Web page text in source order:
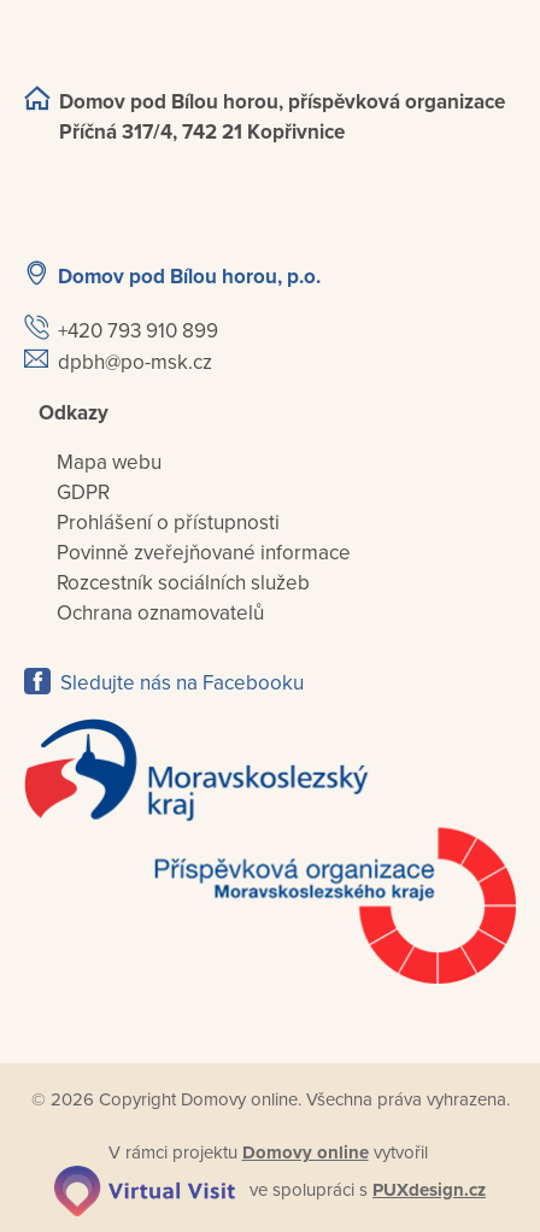
Domov pod Bílou horou, příspěvková organizace
Příčná 317/4, 742 21 Kopřivnice
Domov pod Bílou horou, p.o.
+420 793 910 899
dpbh@po-msk.cz
Odkazy
Mapa webu
GDPR
Prohlášení o přístupnosti
Povinně zveřejňované informace
Rozcestník sociálních služeb
Ochrana oznamovatelů
Sledujte nás na Facebooku
© 2026 Copyright Domovy online. Všechna práva vyhrazena.
V rámci projektu Domovy onlinevytvořil
ve spolupráci s PUXdesign.cz